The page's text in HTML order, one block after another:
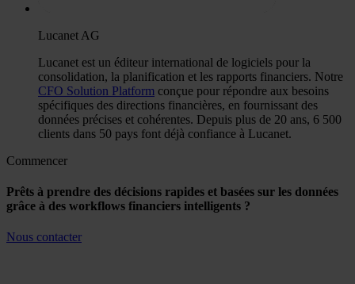
Lucanet AG
Lucanet est un éditeur international de logiciels pour la
consolidation, la planification et les rapports financiers. Notre
CFO Solution Platform conçue pour répondre aux besoins
spécifiques des directions financières, en fournissant des
données précises et cohérentes. Depuis plus de 20 ans, 6 500
clients dans 50 pays font déjà confiance à Lucanet.
Commencer
Prêts à prendre des décisions rapides et basées sur les données
grâce à des workflows financiers intelligents ?
Nous contacter